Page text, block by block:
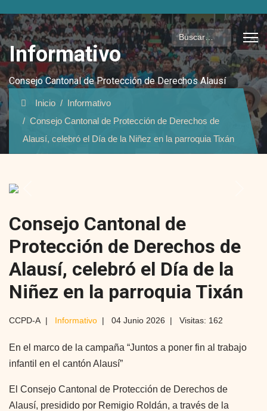
Buscar
Informativo
Consejo Cantonal de Protección de Derechos Alausí
Inicio
Informativo
Consejo Cantonal de Protección de Derechos de
Alausí, celebró el Día de la Niñez en la parroquia Tixán
Consejo Cantonal de
Protección de Derechos de
Alausí, celebró el Día de la
Niñez en la parroquia Tixán
CCPD-A Informativo 04 Junio 2026 Visitas: 162
En el marco de la campaña “Juntos a poner fin al trabajo
infantil en el cantón Alausí”
El Consejo Cantonal de Protección de Derechos de
Alausí, presidido por Remigio Roldán, a través de la